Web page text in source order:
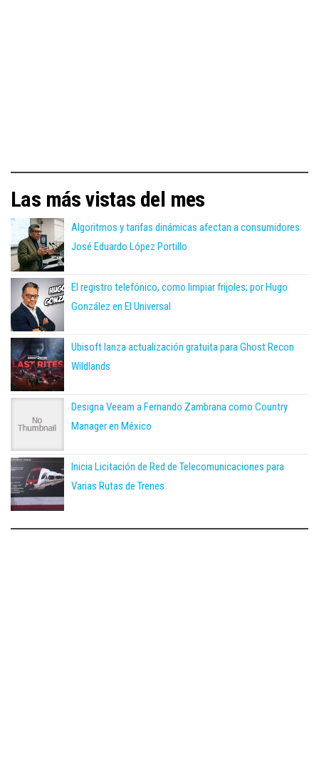
Las más vistas del mes
Algoritmos y tarifas dinámicas afectan a consumidores:
José Eduardo López Portillo
El registro telefónico, como limpiar frijoles; por Hugo
González en El Universal
Ubisoft lanza actualización gratuita para Ghost Recon
Wildlands
Designa Veeam a Fernando Zambrana como Country
Manager en México
Inicia Licitación de Red de Telecomunicaciones para
Varias Rutas de Trenes